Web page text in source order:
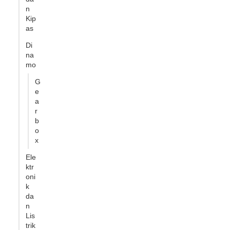
n
Kip
as
Di
na
mo
G
e
a
r
b
o
x
Ele
ktr
oni
k
da
n
Lis
trik